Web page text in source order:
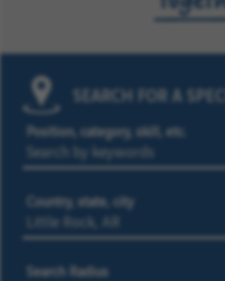
SEARCH FOR A
Position, category, skill, etc.
Country, state, city
Search Radius